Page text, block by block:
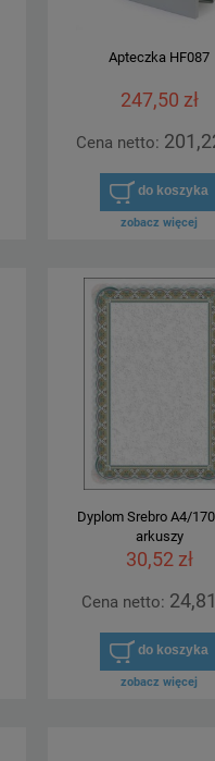
Apteczka HF087
247,50 zł
Cena netto:
do koszyka
zobacz więcej
Dyplom Srebro A4/
arkuszy
30,52 zł
Cena netto:
do koszyka
zobacz więcej